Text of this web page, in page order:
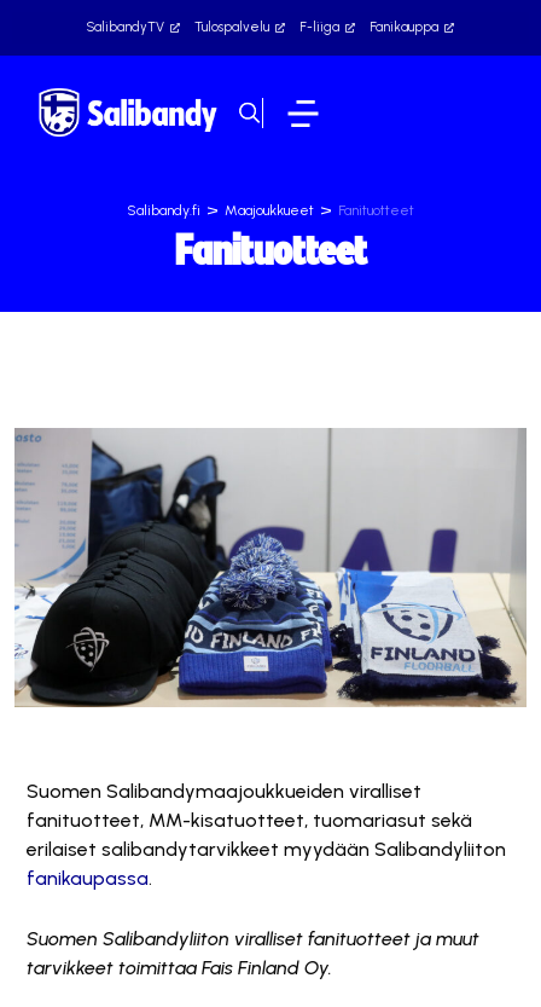
SalibandyTV Tulospalvelu F-liiga Fanikauppa
Salibandy.fi > Maajoukkueet > Fanituotteet
Fanituotteet
Suomen Salibandymaajoukkueiden viralliset
fanituotteet, MM-kisatuotteet, tuomariasut sekä
erilaiset salibandytarvikkeet myydään Salibandyliiton
fanikaupassa.
Suomen Salibandyliiton viralliset fanituotteet ja muut
tarvikkeet toimittaa Fais Finland Oy.